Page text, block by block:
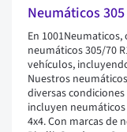
Neumáticos
En
neumáticos 305/70
vehículos,
Nuestros
diversas
incluyen
4x4. Con marcas de